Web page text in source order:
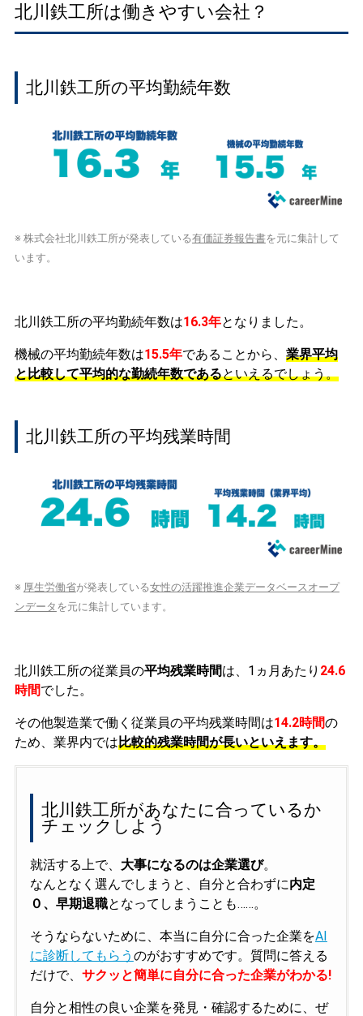
北川鉄工所は働きやすい会社？
北川鉄工所の平均勤続年数
※ 株式会社北川鉄工所が発表している有価証券報告書を元に集計して
います。
北川鉄工所の平均勤続年数は16.3年となりました。
機械の平均勤続年数は15.5年であることから、 業界平均
と比較して平均的な勤続年数であるといえるでしょう。
北川鉄工所の平均残業時間
※ 厚生労働省が発表している女性の活躍推進企業データベースオープ
ンデータ を元に集計しています。
北川鉄工所の従業員の平均残業時間は、1ヵ月あたり 24.6
時間でした。
その他製造業で働く従業員の平均残業時間は14.2時間の
ため、業界内では比較的残業時間が長いといえます。
北川鉄工所があなたに合っているか
チェックしよう
就活する上で、 大事になるのは企業選び。
なんとなく選んでしまうと、自分と合わずに内定
０、早期退職となってしまうことも……。
そうならないために、本当に自分に合った企業をAI
に診断してもらう のがおすすめです。質問に答える
だけで、 サクッと簡単に自分に合った企業がわかる!
自分と相性の良い企業を発見・確認するために、ぜ